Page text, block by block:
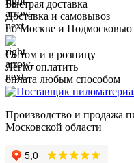
Быстрая доставка
Доставка и самовывоз
по Москве и Подмосковью
Оптом и в розницу
Легко оплатить
оплата любым способом
Производство и продажа
Московской области